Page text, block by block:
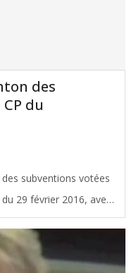
des
du
subventions votées
29 février 2016, avec
Breillat, Conseillers
de-Dordogne. Le